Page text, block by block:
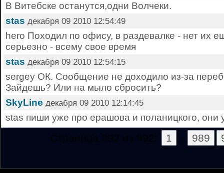
В Витебске останутся,одни Волчеки.
stas декабря 09 2010 12:54:49
hero Походил по офису, в раздевалке - нет их
серьезно - всему свое время
stas декабря 09 2010 12:54:15
sergey ОК. Сообщение не доходило из-за
Зайдешь? Или на мыло сбросить?
SkyLine декабря 09 2010 12:14:45
stas пиши уже про ерашова и поланицкого, они
1 989